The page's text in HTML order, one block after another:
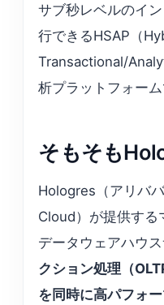
サブ秒レベルのイ
行できるHSAP（
Transactional/
析プラットフォーム
そもそも
Hologres（アリバ
Cloud）が提供する
データウェアハウス
クション処理（
を同時に高パフォ